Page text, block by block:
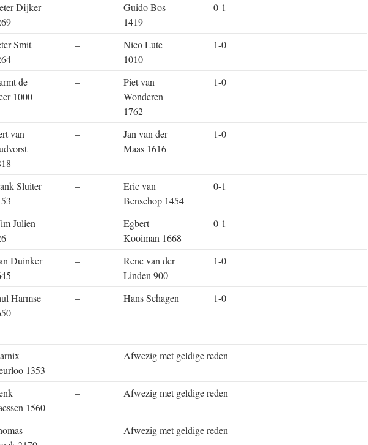
Dijker
–
Guido Bos
1419
0-1
Smit
–
Nico Lute
1010
1-0
de
1000
–
Piet van
Wonderen
1762
1-0
van
–
Jan van der
Maas 1616
1-0
Sluiter
–
Eric van
Benschop 1454
0-1
Julien
–
Egbert
Kooiman 1668
0-1
Duinker
–
Rene van der
Linden 900
1-0
Harmse
– Hans Schagen 1-0
1353
– Afwezig met geldige reden
1560
– Afwezig met geldige reden
– Afwezig met geldige reden